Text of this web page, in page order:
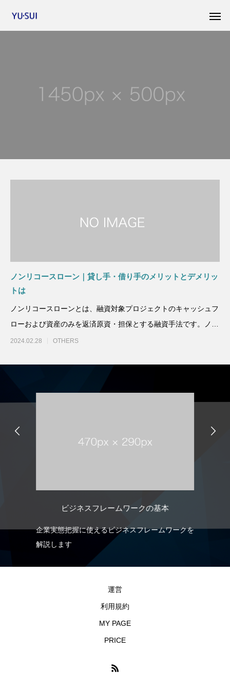
ノンリコースローン｜貸し手・借り手のメリットとデメリッ
トは
ノンリコースローンとは、融資対象プロジェクトのキャッシュフ
ローおよび資産のみを返済原資・担保とする融資手法です。ノン
リコースローンにより、
2024.02.28 OTHERS
家
ビジネスフレームワークの基本
企業実態把握に使えるビジネスフレームワークを
解説します
無
融
運営
利用規約
MY PAGE
PRICE